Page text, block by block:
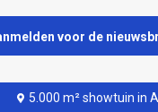
voor de
5.000 m² showtuin in